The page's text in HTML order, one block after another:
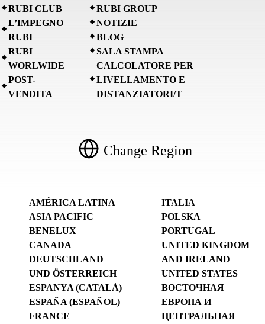
RUBI CLUB
L’IMPEGNO
RUBI
RUBI
WORLWIDE
POST-
VENDITA
RUBI GROUP
NOTIZIE
BLOG
SALA STAMPA
CALCOLATORE PER
LIVELLAMENTO E
DISTANZIATORI/T
Change Region
AMÉRICA LATINA
ASIA PACIFIC
BENELUX
CANADA
DEUTSCHLAND
UND ÖSTERREICH
ESPANYA (CATALÀ)
ESPAÑA (ESPAÑOL)
FRANCE
ITALIA
POLSKA
PORTUGAL
UNITED KINGDOM
AND IRELAND
UNITED STATES
ВОСТОЧНАЯ
ЕВРОПА И
ЦЕНТРАЛЬНАЯ